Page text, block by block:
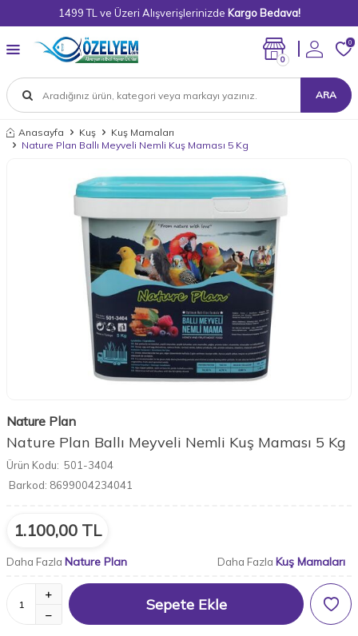
1499 TL ve Üzeri Alışverişlerinizde Kargo Bedava!
ARA
0
0
Anasayfa Kuş
Kuş Mamaları
Nature Plan Ballı Meyveli Nemli Kuş Maması 5 Kg
Nature Plan
Nature Plan Ballı Meyveli Nemli Kuş Maması 5 Kg
Ürün Kodu: 501-3404
Barkod: 8699004234041
1.100,00 TL
Daha Fazla Nature Plan Daha Fazla Kuş Mamaları
Sepete Ekle